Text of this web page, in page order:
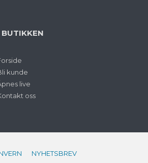
BUTIKKEN
kunde
live
oss
NYHETSBREV